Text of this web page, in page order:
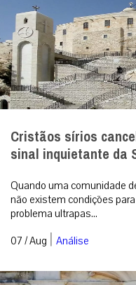
Cristãos sírios
sinal inquietante da
Quando uma comunidade
não existem condições
problema ultrapas...
07 / Aug | Análise